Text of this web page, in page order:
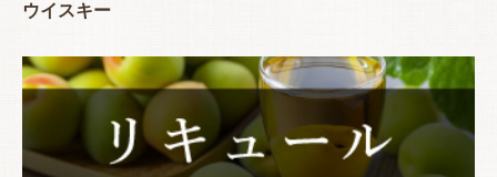
ウイスキー